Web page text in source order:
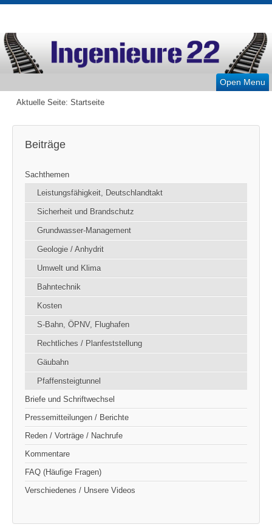
Open Menu
Aktuelle Seite: Startseite
Beiträge
Sachthemen
Leistungsfähigkeit, Deutschlandtakt
Sicherheit und Brandschutz
Grundwasser-Management
Geologie / Anhydrit
Umwelt und Klima
Bahntechnik
Kosten
S-Bahn, ÖPNV, Flughafen
Rechtliches / Planfeststellung
Gäubahn
Pfaffensteigtunnel
Briefe und Schriftwechsel
Pressemitteilungen / Berichte
Reden / Vorträge / Nachrufe
Kommentare
FAQ (Häufige Fragen)
Verschiedenes / Unsere Videos